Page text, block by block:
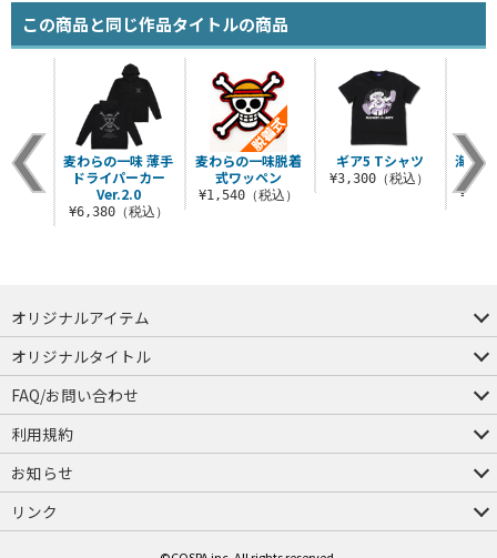
この商品と同じ作品タイトルの商品
麦わらの一味脱着
式ワッペン
¥1,540（税込）
ギア5 Tシャツ
¥3,300（税込）
海軍
ー
ツ
込）
麦わらの一味 薄手
ドライパーカー
Ver.2.0
¥6,380（税込）
オリジナルアイテム
つままれ
つかまれ
ピョコッテ
オリジナルタイトル
アイテムヤ
ミスカトニック大學購買部
FAQ/お問い合わせ
FAQ
お問い合わせ
利用規約
会員規約・ポイント規約
特定商取引法に関する表示
プライバシーポリシー
お知らせ
店舗情報
採用情報
発売日変更のお知らせ
販売代理店・取扱店募集
海外のご案内（English）
リンク